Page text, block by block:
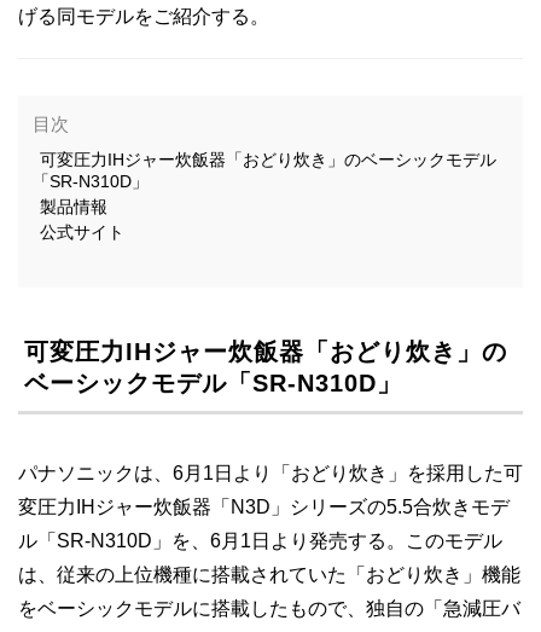
げる同モデルをご紹介する。
目次
可変圧力IHジャー炊飯器「おどり炊き」のベーシックモデル
「SR-N310D」
製品情報
公式サイト
可変圧力IHジャー炊飯器「おどり炊き」の
ベーシックモデル「SR-N310D」
パナソニックは、6月1日より「おどり炊き」を採用した可
変圧力IHジャー炊飯器「N3D」シリーズの5.5合炊きモデ
ル「SR-N310D」を、6月1日より発売する。このモデル
は、従来の上位機種に搭載されていた「おどり炊き」機能
をベーシックモデルに搭載したもので、独自の「急減圧バ